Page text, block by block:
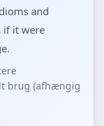
and
if it were
brug (afhængig